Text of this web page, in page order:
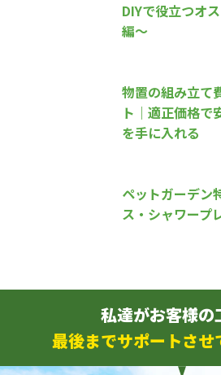
DIYで役立つオ
編～
物置の組み立て
ト｜適正価格で
を手に入れる
ペットガーデン
ス・シャワープ
私達がお客様の
最後までサポートさせ